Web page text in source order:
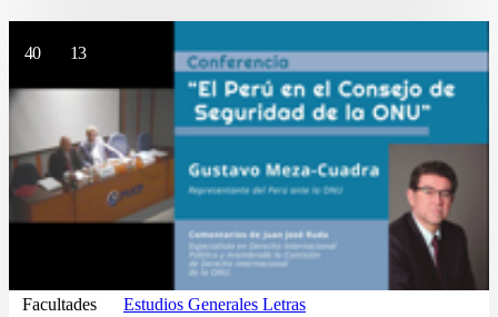
40 13
Facultades Estudios Generales Letras